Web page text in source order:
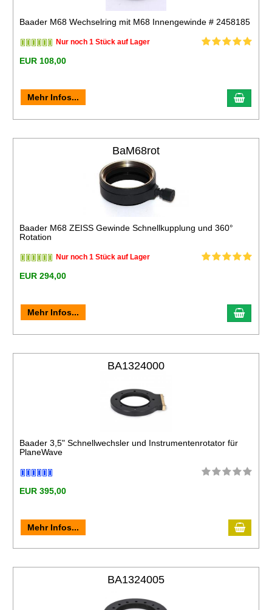
Baader M68 Wechselring mit M68 Innengewinde # 2458185
Nur noch 1 Stück auf Lager
EUR 108,00
Mehr Infos...
BaM68rot
Baader M68 ZEISS Gewinde Schnellkupplung und 360°
Rotation
Nur noch 1 Stück auf Lager
EUR 294,00
Mehr Infos...
BA1324000
Baader 3,5" Schnellwechsler und Instrumentenrotator für
PlaneWave
EUR 395,00
Mehr Infos...
BA1324005